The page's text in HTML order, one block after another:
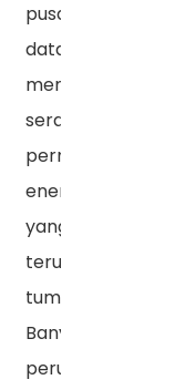
pusat
data
memiliki
serangkaian
permintaan
energi
yang
terus
tumbuh.
Banyak
perusahaan